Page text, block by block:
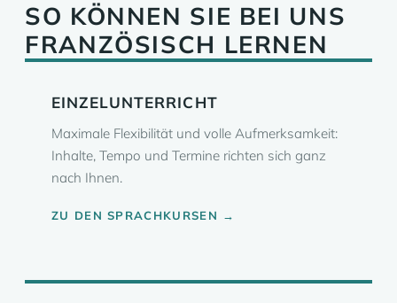
SO KÖNNEN SIE BEI UNS
FRANZÖSISCH LERNEN
EINZELUNTERRICHT
Maximale Flexibilität und volle Aufmerksamkeit:
Inhalte, Tempo und Termine richten sich ganz
nach Ihnen.
ZU DEN SPRACHKURSEN →